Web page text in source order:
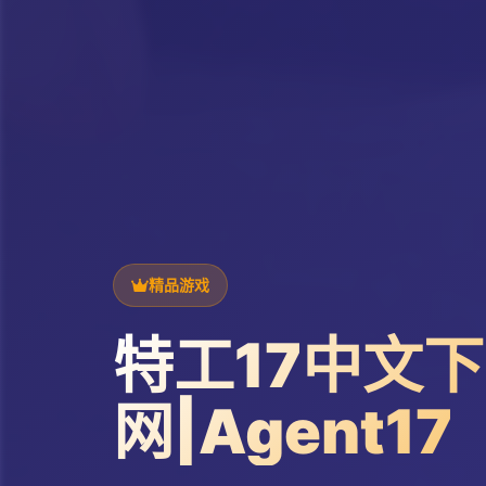
精品游戏
特工17中文
网|Agent17